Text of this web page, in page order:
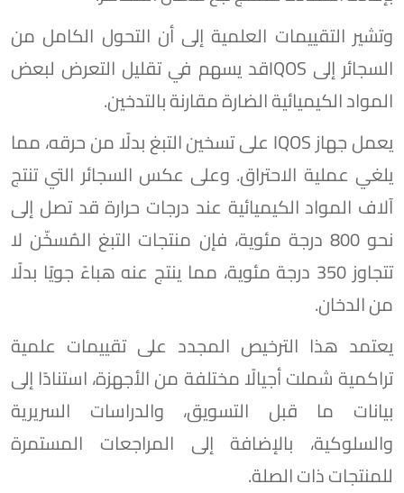
وتشير التقييمات العلمية إلى أن التحول الكامل من
السجائر إلى IQOSقد يسهم في تقليل التعرض لبعض
المواد الكيميائية الضارة مقارنة بالتدخين.
يعمل جهاز IQOS على تسخين التبغ بدلًا من حرقه، مما
يلغي عملية الاحتراق. وعلى عكس السجائر التي تنتج
آلاف المواد الكيميائية عند درجات حرارة قد تصل إلى
نحو 800 درجة مئوية، فإن منتجات التبغ المُسخّن لا
تتجاوز 350 درجة مئوية، مما ينتج عنه هباءً جويًا بدلًا
من الدخان.
يعتمد هذا الترخيص المجدد على تقييمات علمية
تراكمية شملت أجيالًا مختلفة من الأجهزة، استنادًا إلى
بيانات ما قبل التسويق، والدراسات السريرية
والسلوكية، بالإضافة إلى المراجعات المستمرة
للمنتجات ذات الصلة.